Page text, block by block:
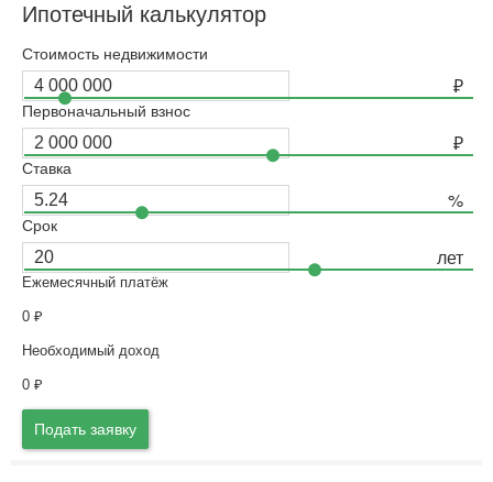
Ипотечный калькулятор
Стоимость недвижимости
Первоначальный взнос
Ставка
Срок
Ежемесячный платёж
0 ₽
Необходимый доход
0 ₽
Подать заявку